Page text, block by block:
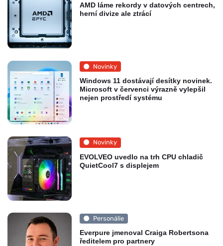
AMD láme rekordy v datových centrech,
herní divize ale ztrácí
Novinky
Windows 11 dostávají desítky novinek.
Microsoft v červenci výrazně vylepšil
nejen prostředí systému
Novinky
EVOLVEO uvedlo na trh CPU chladič
QuietCool7 s displejem
Personálie
Everpure jmenoval Craiga Robertsona
ředitelem pro partnery